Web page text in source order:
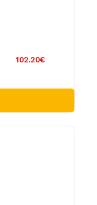
102.20€